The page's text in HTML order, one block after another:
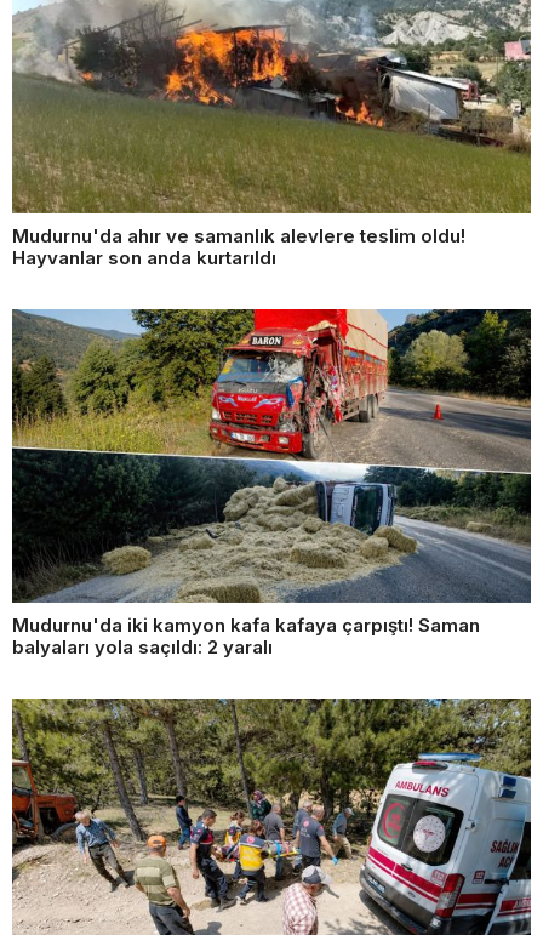
Mudurnu'da ahır ve samanlık alevlere teslim oldu!
Hayvanlar son anda kurtarıldı
Mudurnu'da iki kamyon kafa kafaya çarpıştı! Saman
balyaları yola saçıldı: 2 yaralı